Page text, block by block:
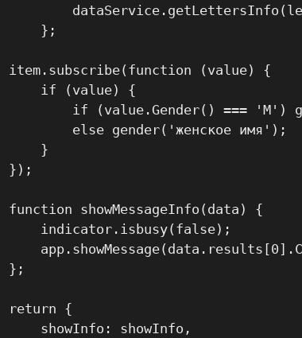
};
item.subscribe(function (value) {
if (value) {
if (value.Gender() === 'М')
else gender('женское имя');
}
});
function showMessageInfo(data) {
indicator.isbusy(false);
};
return {
showInfo: showInfo,